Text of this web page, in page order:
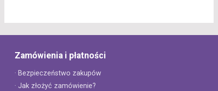
Zamówienia i płatności
· Bezpieczeństwo zakupów
· Jak złożyć zamówienie?